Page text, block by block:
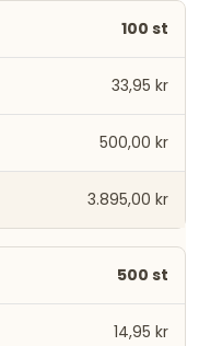
100 st
33,95 kr
500,00 kr
3.895,00 kr
500 st
14,95 kr